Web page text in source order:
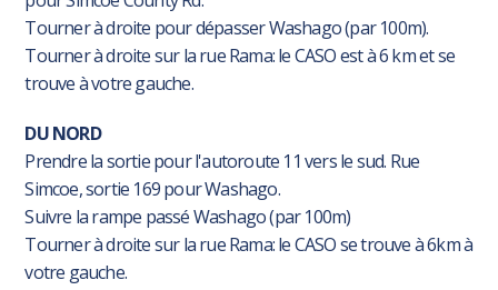
Tourner à droite pour dépasser Washago (par 100m).
Tourner à droite sur la rue Rama: le CASO est à 6 km et se
trouve à votre gauche.
DU NORD
Prendre la sortie pour l'autoroute 11 vers le sud. Rue
Simcoe, sortie 169 pour Washago.
Suivre la rampe passé Washago (par 100m)
Tourner à droite sur la rue Rama: le CASO se trouve à 6km à
votre gauche.